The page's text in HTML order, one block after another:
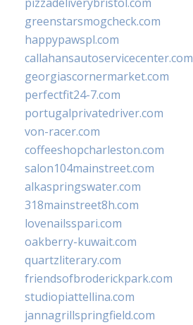
greenstarsmogcheck.com
happypawspl.com
callahansautoservicecenter.com
georgiascornermarket.com
perfectfit24-7.com
portugalprivatedriver.com
von-racer.com
coffeeshopcharleston.com
salon104mainstreet.com
alkaspringswater.com
318mainstreet8h.com
lovenailsspari.com
oakberry-kuwait.com
quartzliterary.com
friendsofbroderickpark.com
studiopiattellina.com
jannagrillspringfield.com